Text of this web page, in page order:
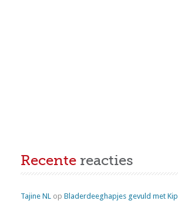
Recente reacties
Tajine NL op Bladerdeeghapjes gevuld met Kip